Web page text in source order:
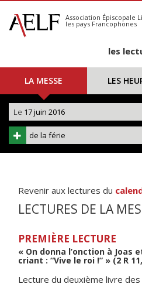
S'abonner
Calendrier
Association Épiscopale
les pays Francophones
les
LA MESSE LES
Le 17 juin 2016
de la férie
Revenir aux lectures du
LECTURES DE LA
PREMIÈRE LECTURE
« On donna l’onction à Joas
criant : “Vive le roi !” » (2 R
Lecture du deuxième livre des